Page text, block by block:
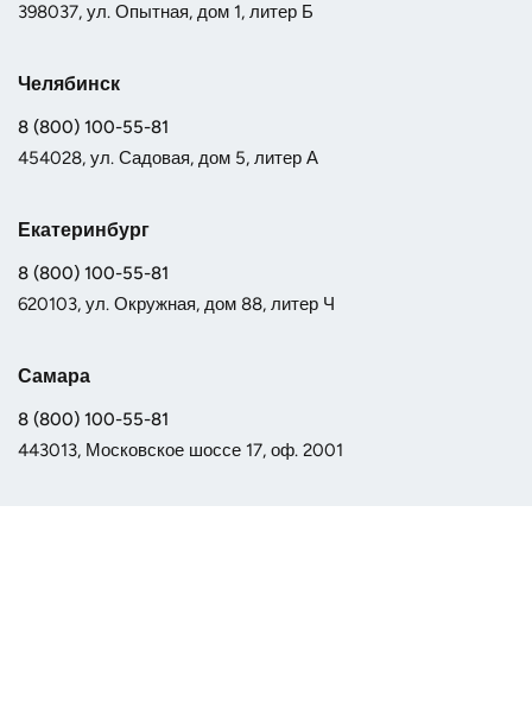
398037, ул. Опытная, дом 1, литер Б
Челябинск
8 (800) 100-55-81
454028, ул. Садовая, дом 5, литер А
Екатеринбург
8 (800) 100-55-81
620103, ул. Окружная, дом 88, литер Ч
Самара
8 (800) 100-55-81
443013, Московское шоссе 17, оф. 2001